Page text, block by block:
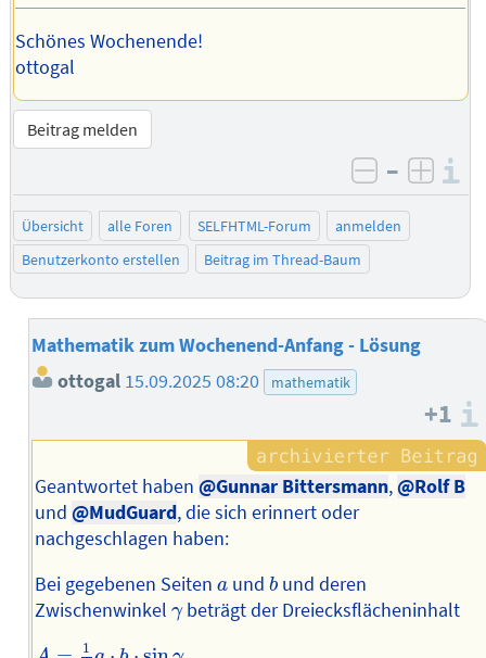
Schönes Wochenende!
ottogal
Beitrag melden
negativ
–
Übersicht alle Foren SELFHTML-Forum
anmelden
Benutzerkonto erstellen
Beitrag im Thread-Baum
Mathematik zum Wochenend-Anfang - Lösung
ottogal 15.09.2025 08:20 mathematik
+1
Geantwortet haben @Gunnar Bittersmann,@Rolf B
und @MudGuard, die sich erinnert oder
nachgeschlagen haben:
Bei gegebenen Seiten a
aund b
bund deren
Zwischenwinkel γ
γbeträgt der Dreiecksflächeninhalt
1
A= a⋅ sin